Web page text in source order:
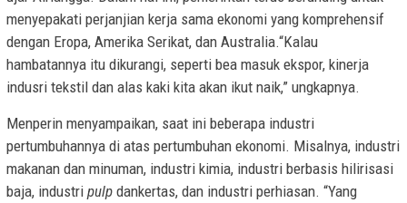
menyepakati perjanjian kerja sama ekonomi yang komprehensif
dengan Eropa, Amerika Serikat, dan Australia.“Kalau
hambatannya itu dikurangi, seperti bea masuk ekspor, kinerja
indusri tekstil dan alas kaki kita akan ikut naik,” ungkapnya.
Menperin menyampaikan, saat ini beberapa industri
pertumbuhannya di atas pertumbuhan ekonomi. Misalnya, industri
makanan dan minuman, industri kimia, industri berbasis hilirisasi
baja, industri pulp dankertas, dan industri perhiasan. “Yang